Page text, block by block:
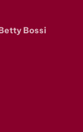
Bossi